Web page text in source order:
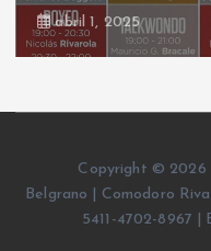
abril 1, 2025
Copyright © 2026
Belgrano | Comodoro
5411-4702-8967 |